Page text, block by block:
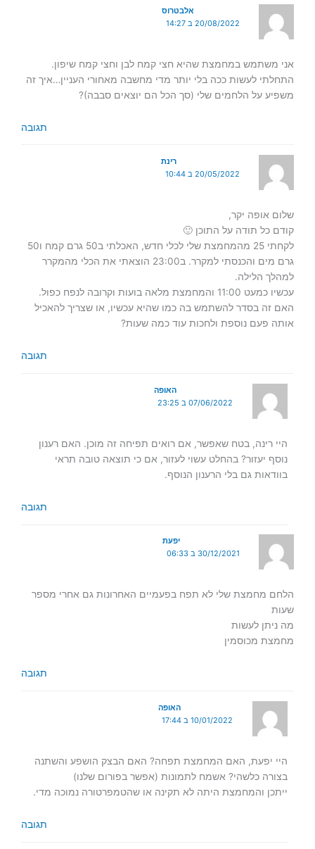
אלבטרוס
20/08/2022 ב 14:27
אני משתמש במחמצת שהיא חצי קמח לבן וחצי קמח שיפון.
התחלתי לעשות ככה בלי יותר מדי מחשבה מאחורי העניין…איך זה
משפיע על הלחמים שלי (סך הכל הם יוצאים סבבה)?
תגובה
רינת
20/05/2022 ב 10:44
שלום אופה יקר,
קודם כל תודה על התוכן 🙂
לקחתי 25 מהמחמצת שלי לכלי חדש, האכלתי ב50 גרם קמח ו50
גרם מים והכנסתי למקרר. ב23:00 הוצאתי את הכלי מהמקרר
למהלך הלילה.
עכשיו כמעט 11:00 והמחמצת מלאה בועות וקרובה לנפח כפול.
האם זה בסדר להשתמש בה כמו שהיא עכשיו, או שצריך להאכיל
אותה פעם נוספת ולחכות עוד כמה שעות?
תגובה
האופה
07/06/2022 ב 23:25
היי רינה, בטח שאפשר, אם רואים תפיחה זה מוכן. האם רענון
נוסף יעזור? בהחלט עשוי לעזור, אם כי תוצאה טובה תראי
בוודאות גם בלי הרענון הנוסף.
תגובה
יפעת
30/12/2021 ב 06:33
הלחם מחמצת שלי לא תפח בפעמיים האחרונות גם אחרי מספר
שעות
מה ניתן לעשות
מחמצת מכוסמין
תגובה
האופה
10/01/2022 ב 17:44
היי יפעת, האם המחמצת תפחה? האם הבצק הושפע והשתנה
בצורה כלשהי? אשמח לתמונות (אפשר בפורום שלנו)
ייתכן והמחמצת היתה לא תקינה או שהטמפרטורה נמוכה מדי.
תגובה